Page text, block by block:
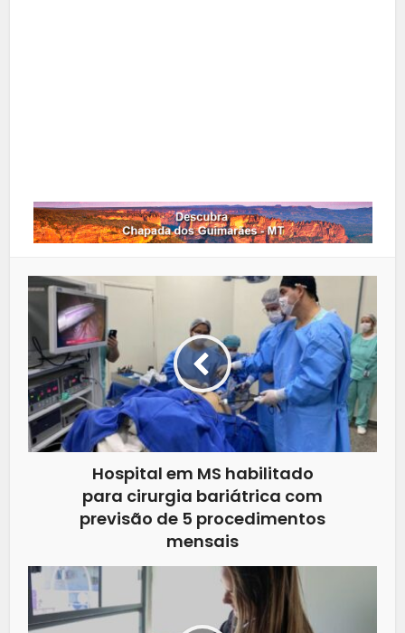
Hospital em MS habilitado
para cirurgia bariátrica com
previsão de 5 procedimentos
mensais